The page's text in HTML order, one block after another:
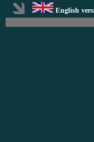
English